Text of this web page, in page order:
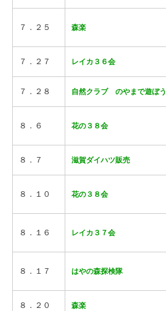
７．２５ 森楽
７．２７ レイカ３６会
７．２８ 自然クラブ のやまで遊ぼう
８．６ 花の３８会
８．７ 滋賀ダイハツ販売
８．１０ 花の３８会
８．１６ レイカ３７会
８．１７ はやの森探検隊
８．２０ 森楽